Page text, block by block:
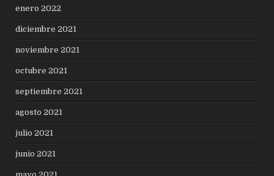
enero 2022
diciembre 2021
noviembre 2021
octubre 2021
septiembre 2021
agosto 2021
julio 2021
junio 2021